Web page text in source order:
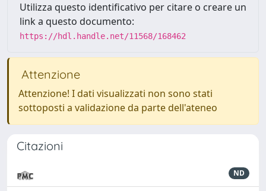
Utilizza questo identificativo per citare o creare un
link a questo documento:
https://hdl.handle.net/11568/168462
Attenzione
Attenzione! I dati visualizzati non sono stati
sottoposti a validazione da parte dell'ateneo
Citazioni
ND